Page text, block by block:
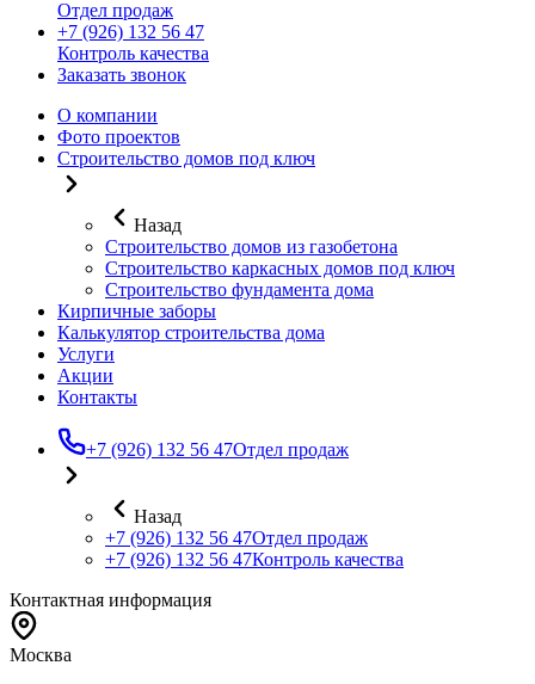
Отдел продаж
+7 (926) 132 56 47
Контроль качества
Заказать звонок
О компании
Фото проектов
Строительство домов под ключ
Назад
Строительство домов из газобетона
Строительство каркасных домов под ключ
Строительство фундамента дома
Кирпичные заборы
Калькулятор строительства дома
Услуги
Акции
Контакты
+7 (926) 132 56 47Отдел продаж
Назад
+7 (926) 132 56 47Отдел продаж
+7 (926) 132 56 47Контроль качества
Контактная информация
Москва